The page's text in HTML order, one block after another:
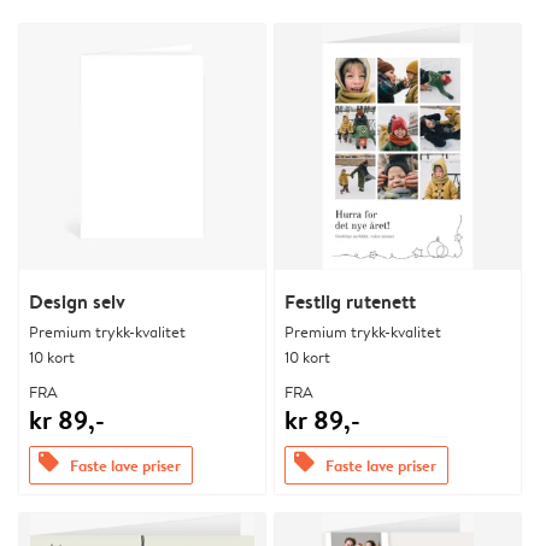
Design selv
Premium trykk-kvalitet
10 kort
FRA
kr 89,-
offers Faste lave priser
Festlig rutenett
Premium trykk-kvalitet
10 kort
FRA
kr 89,-
offers Faste lave priser